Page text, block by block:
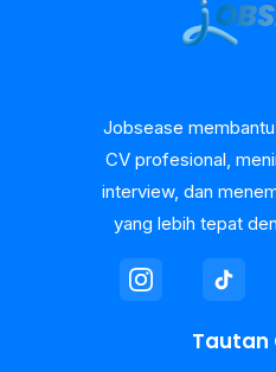
Jobsease
CV profesional,
interview, dan
yang lebih tepat
Tautan